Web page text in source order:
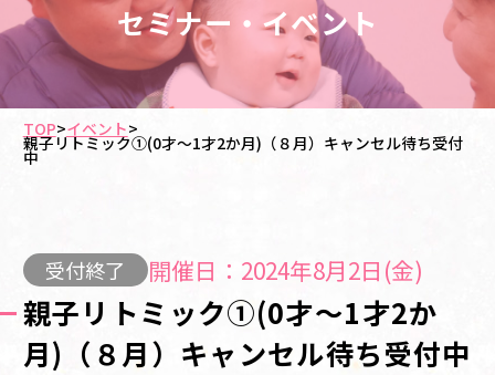
セミナー・イベント
TOP>イベント>
親子リトミック①(0才～1才2か月)（８月）キャンセル待ち受付
中
受付終了 開催日：2024年8月2日(金)
親子リトミック①(0才～1才2か
月)（８月）キャンセル待ち受付中